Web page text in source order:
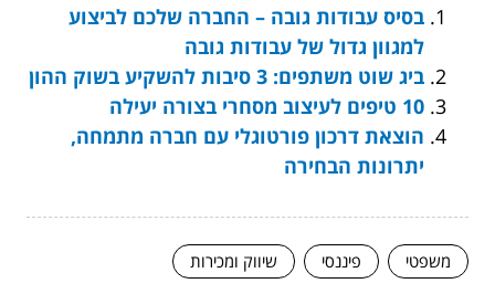
בסיס עבודות גובה – החברה שלכם לביצוע
למגוון גדול של עבודות גובה
ביג שוט משתפים: 3 סיבות להשקיע בשוק ההון
10 טיפים לעיצוב מסחרי בצורה יעילה
הוצאת דרכון פורטוגלי עם חברה מתמחה,
יתרונות הבחירה
משפטי פיננסי שיווק ומכירות